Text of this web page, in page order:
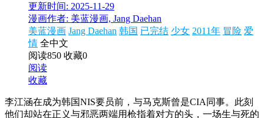
更新时间: 2025-11-29
漫画作者: 美蓝漫画, Jang Daehan
美蓝漫画 Jang Daehan 韩国 已完结 少女 2011年 冒险 爱
情 全中文
阅读850 收藏0
阅读
收藏
李江涵在成为韩国NIS要员前，与马克斯曾是CIA同事。此刻
他们却站在正义与邪恶两端用枪指着对方的头，一场生与死的